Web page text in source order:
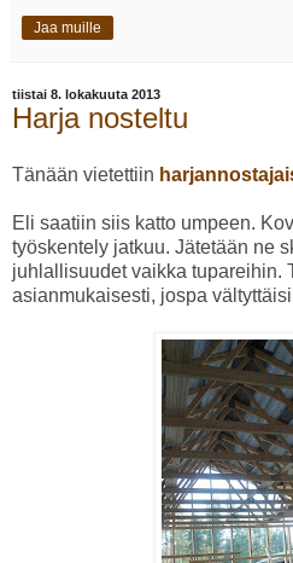
Jaa muille
tiistai 8. lokakuuta 2013
Harja nosteltu
Tänään vietettiin
Eli saatiin siis katto umpeen.
työskentely jatkuu. Jätetään ne
juhlallisuudet vaikka tupareihin.
asianmukaisesti, jospa